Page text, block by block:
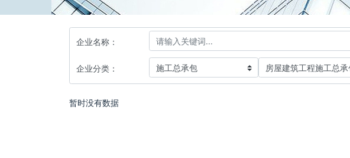
企业名称：
企业分类：
暂时没有数据